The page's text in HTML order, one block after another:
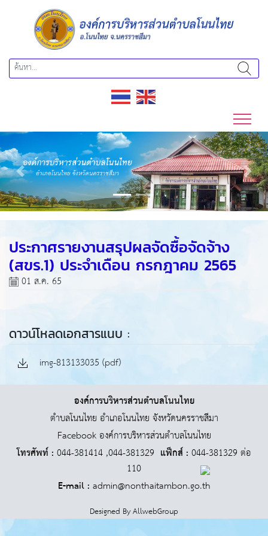
Previous Next
ประกาศรายงานสรุปผลจัดซื้อจัดจ้าง
(สขร.1) ประจำเดือน กรกฎาคม 2565
01 ส.ค. 65
ดาวน์โหลดเอกสารแนบ :
img-813133035 (pdf)
องค์การบริหารส่วนตำบลโนนไทย
ตำบลโนนไทย อำเภอโนนไทย จังหวัดนครราชสีมา
Facebook องค์การบริหารส่วนตำบลโนนไทย
โทรศัพท์ : 044-381414 ,044-381329 แฟ็กส์ : 044-381329 ต่อ
110
E-mail : admin@nonthaitambon.go.th
Designed ByAllwebGroup